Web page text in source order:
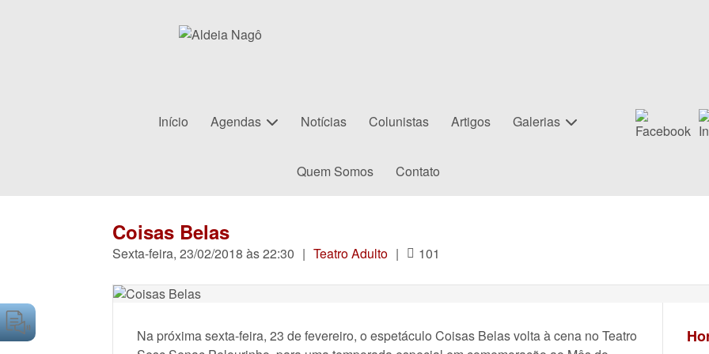
Início Agendas Notícias Colunistas Artigos Galerias
Quem Somos Contato
Coisas Belas
Sexta-feira, 23/02/2018 às 22:30 | Teatro Adulto | 101
Na próxima sexta-feira, 23 de fevereiro, o espetáculo Coisas Belas volta à cena no Teatro